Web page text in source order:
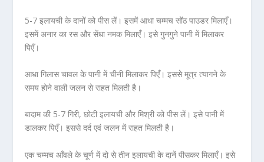
5-7 इलायची के दानों को पीस लें। इसमें आधा चम्मच सोंठ पाउडर मिलाएँ।
इसमें अनार का रस और सेंधा नमक मिलाएँ। इसे गुनगुने पानी में मिलाकर
पिएँ।
आधा गिलास चावल के पानी में चीनी मिलाकर पिएँ। इससे मूत्र त्यागने के
समय होने वाली जलन से राहत मिलती है।
बादाम की 5-7 गिरी, छोटी इलायची और मिश्री को पीस लें। इसे पानी में
डालकर पिएँ। इससे दर्द एवं जलन में राहत मिलती है।
एक चम्मच आँवले के चूर्ण में दो से तीन इलायची के दानें पीसकर मिलाएँ। इसे